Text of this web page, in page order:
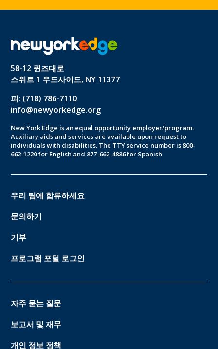
58-12 퀸즈대로
스위트 1 우드사이드, NY 11377
피: (718) 786-7110
info@newyorkedge.org
New York Edge is an equal opportunity employer/program.
Auxiliary aids and services are available upon request to
individuals with disabilities. The TTY service number is 800-
662-1220 for English and 877-662-4886 for Spanish.
우리 팀에 합류하세요
문의하기
기부
프로그램 포털 로그인
자주 묻는 질문
보고서 및 재무
개인 정보 정책